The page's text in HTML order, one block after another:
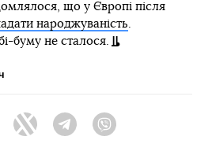
що у Європі після
народжуваність.
буму не сталося.
Twitter TelegramViber